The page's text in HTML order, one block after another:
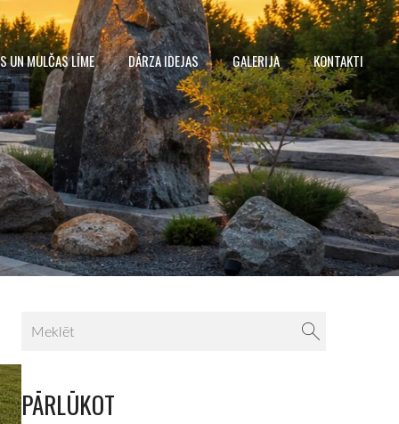
UN MULČAS LĪME DĀRZA IDEJAS GALERIJA KONTAKTI
PĀRLŪKOT